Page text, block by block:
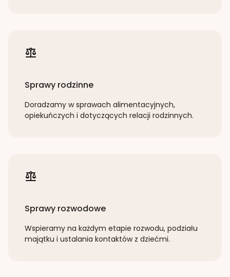
Sprawy rodzinne
Doradzamy w sprawach alimentacyjnych,
opiekuńczych i dotyczących relacji rodzinnych.
Sprawy rozwodowe
Wspieramy na każdym etapie rozwodu, podziału
majątku i ustalania kontaktów z dziećmi.